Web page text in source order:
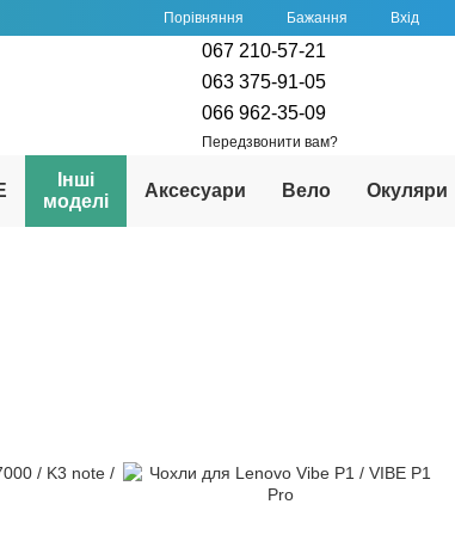
Порівняння Бажання Вхід
067 210-57-21
063 375-91-05
066 962-35-09
Передзвонити вам?
Інші
моделі
Аксесуари Вело Окуляри